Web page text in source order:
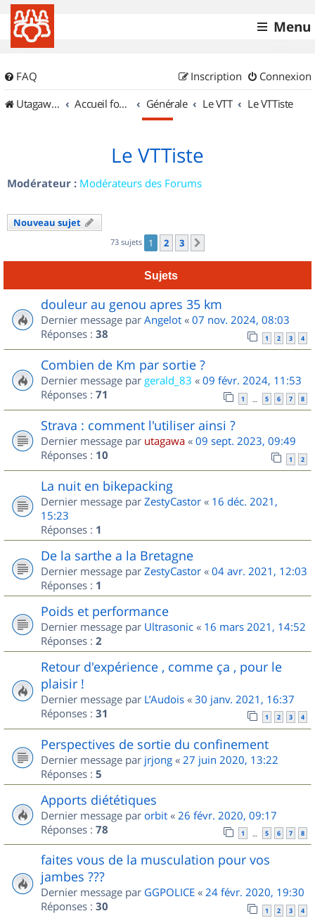
Menu
FAQ Connexion
Inscription
UtagawaVTT (Randos VTT et VTTAE avec traces GPS)
Accueil forum Générale Le VTT Le VTTiste
Le VTTiste
Modérateur : Modérateurs des Forums
Nouveau sujet
73 sujets 1 2 3
Sujets
douleur au genou apres 35 km
Dernier message par Angelot « 07 nov. 2024, 08:03
Réponses : 38 1 2 3 4
Combien de Km par sortie ?
Dernier message par gerald_83 « 09 févr. 2024, 11:53
Réponses : 71 1 … 5 6 7 8
Strava : comment l'utiliser ainsi ?
Dernier message par utagawa « 09 sept. 2023, 09:49
Réponses : 10 1 2
La nuit en bikepacking
Dernier message par ZestyCastor « 16 déc. 2021,
15:23
Réponses : 1
De la sarthe a la Bretagne
Dernier message par ZestyCastor « 04 avr. 2021, 12:03
Réponses : 1
Poids et performance
Dernier message par Ultrasonic « 16 mars 2021, 14:52
Réponses : 2
Retour d'expérience , comme ça , pour le
plaisir !
Dernier message par L’Audois « 30 janv. 2021, 16:37
Réponses : 31 1 2 3 4
Perspectives de sortie du confinement
Dernier message par jrjong « 27 juin 2020, 13:22
Réponses : 5
Apports diététiques
Dernier message par orbit « 26 févr. 2020, 09:17
Réponses : 78 1 … 5 6 7 8
faites vous de la musculation pour vos
jambes ???
Dernier message par GGPOLICE « 24 févr. 2020, 19:30
Réponses : 30 1 2 3 4